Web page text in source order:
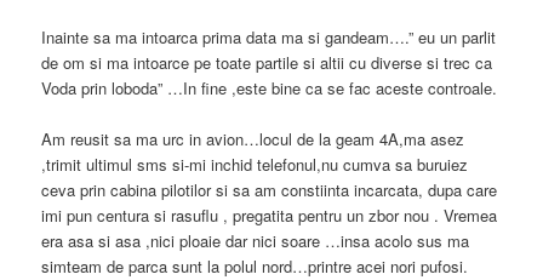
Inainte sa ma intoarca prima data ma si gandeam….” eu un parlit
de om si ma intoarce pe toate partile si altii cu diverse si trec ca
Voda prin loboda” …In fine ,este bine ca se fac aceste controale.
Am reusit sa ma urc in avion…locul de la geam 4A,ma asez
,trimit ultimul sms si-mi inchid telefonul,nu cumva sa buruiez
ceva prin cabina pilotilor si sa am constiinta incarcata, dupa care
imi pun centura si rasuflu , pregatita pentru un zbor nou . Vremea
era asa si asa ,nici ploaie dar nici soare …insa acolo sus ma
simteam de parca sunt la polul nord…printre acei nori pufosi.